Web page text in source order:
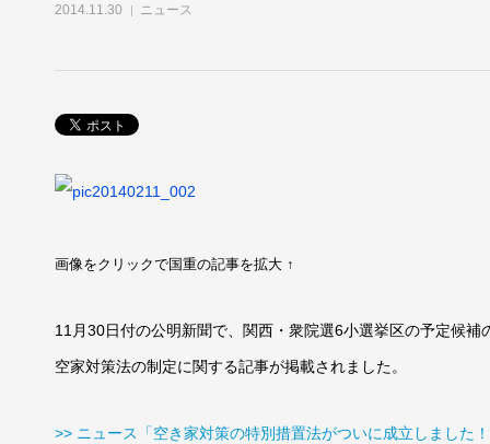
2014.11.30 ニュース
画像をクリックで国重の記事を拡大 ↑
11月30日付の公明新聞で、関西・衆院選6小選挙区の予定候補
空家対策法の制定に関する記事が掲載されました。
>> ニュース「空き家対策の特別措置法がついに成立しました